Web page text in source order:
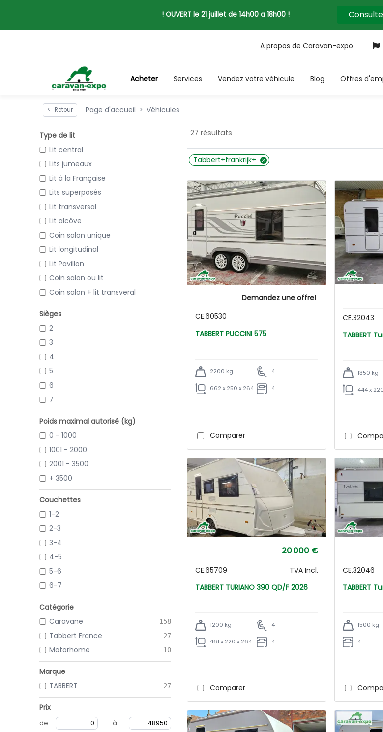
! OUVERT le 21 juillet de 14h00 a 18h00 !
A propos de Caravan-expo
Acheter Services Vendez votre véhicule Blog Offres
< Retour Page d'accueil Véhicules
Type de lit
Lit central
Lits jumeaux
Lit à la Française
Lits superposés
Lit transversal
Lit alcôve
Coin salon unique
Lit longitudinal
Lit Pavillon
Coin salon ou lit
Coin salon + lit transveral
Sièges
2
3
4
5
6
7
Poids maximal autorisé (kg)
0 - 1000
1001 - 2000
2001 - 3500
+ 3500
Couchettes
1-2
2-3
3-4
4-5
5-6
6-7
Catégorie
Caravane
158
Tabbert France 27
Motorhome 10
Marque
TABBERT
27
Prix
de à
27 résultats
Tabbert+frankrijk+
Demandez une offre!
CE.60530
TABBERT PUCCINI 575
2200 kg 4
662 x 250 x 264 4
Comparer
CE.32043
1350 kg
444 x
20 000 €
CE.65709
TVA Incl.
TABBERT TURIANO 390 QD/F 2026
1200 kg 4
461 x 220 x 264 4
Comparer
CE.32046
1500 kg
4